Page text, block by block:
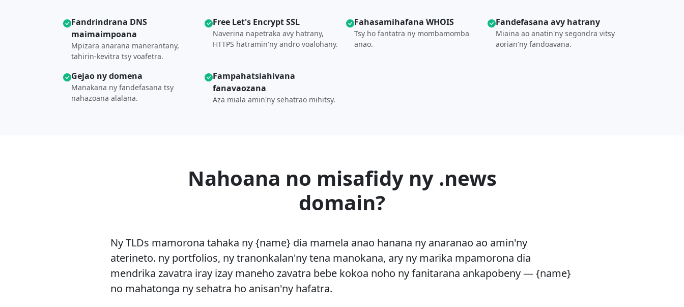
Fandrindrana DNS
maimaimpoana
Mpizara anarana manerantany,
tahirin-kevitra tsy voafetra.
Free Let's Encrypt SSL
Naverina napetraka avy hatrany,
HTTPS hatramin'ny andro voalohany.
Fahasamihafana WHOIS
Tsy ho fantatra ny mombamomba
anao.
Fandefasana avy hatrany
Miaina ao anatin'ny segondra vitsy
aorian'ny fandoavana.
Gejao ny domena
Manakana ny fandefasana tsy
nahazoana alalana.
Fampahatsiahivana
fanavaozana
Aza miala amin'ny sehatrao mihitsy.
Nahoana no misafidy ny .news
domain?
Ny TLDs mamorona tahaka ny {name} dia mamela anao hanana ny anaranao ao amin'ny
aterineto. ny portfolios, ny tranonkalan'ny tena manokana, ary ny marika mpamorona dia
mendrika zavatra iray izay maneho zavatra bebe kokoa noho ny fanitarana ankapobeny — {name}
no mahatonga ny sehatra ho anisan'ny hafatra.